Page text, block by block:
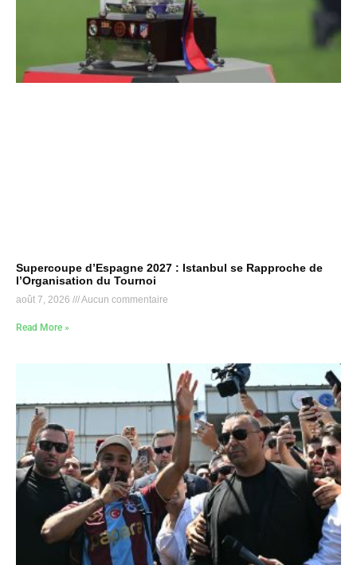
Supercoupe d’Espagne 2027 : Istanbul se Rapproche de
l’Organisation du Tournoi
août 7, 2026 Aucun commentaire
Read More »